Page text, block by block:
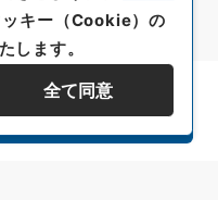
示する
ッキー（Cookie）の
します。
全て同意